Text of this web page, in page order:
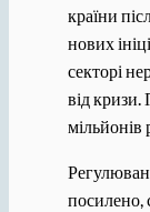
країни
нових
секторі
від
мільйонів
посилено,